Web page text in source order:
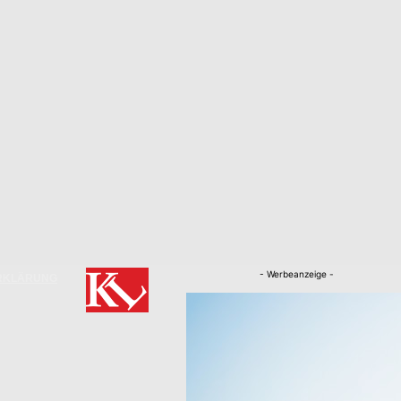
- Werbeanzeige -